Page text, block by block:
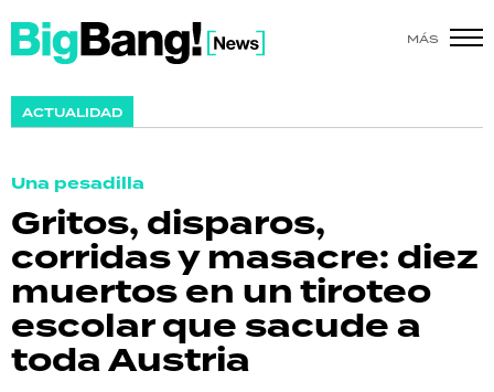
MÁS
ACTUALIDAD
Una pesadilla
Gritos, disparos,
corridas y masacre: diez
muertos en un tiroteo
escolar que sacude a
toda Austria
SHOW
ACTUALIDAD
POLICIALES
ECONOMÍA
GRAN HERMANO